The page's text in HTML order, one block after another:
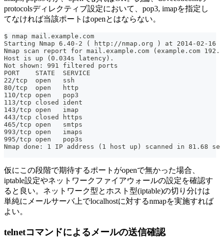
protocolsディレクティブ設定において、pop3, imapを指定し
てなければ当該ポートはopenとはならない。
$ nmap mail.example.com
Starting Nmap 6.40-2 ( http://nmap.org ) at 2014-02-16
Nmap scan report for mail.example.com (example.com
Host is up (0.034s latency).
Not shown: 991 filtered ports
PORT    STATE  SERVICE
22/tcp  open   ssh
80/tcp  open   http
110/tcp open   pop3
113/tcp closed ident
143/tcp open   imap
443/tcp closed https
465/tcp open   smtps
993/tcp open   imaps
995/tcp open   pop3s
Nmap done: 1 IP address (1 host up) scanned in 81.68
仮にこの段階で期待するポートがopenで無かった場合、
iptable設定やネットワークファイアウォールの設定を確認す
ると良い。ネットワーク型とホスト型(iptable)の切り分けは
単純にメールサーバ上でlocalhostに対するnmapを実施すれば
よい。
telnetコマンドによるメールの送信確認